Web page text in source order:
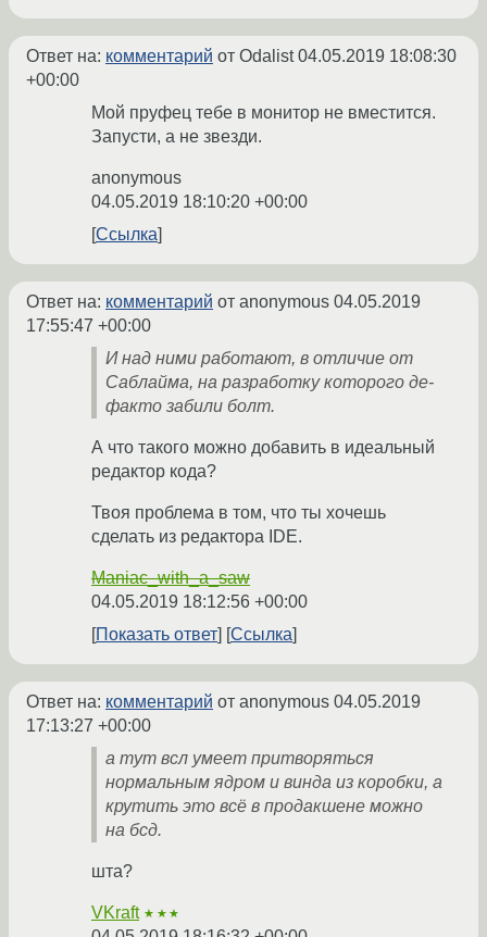
Ответ на: комментарий от Odalist04.05.2019 18:08:30
+00:00
Мой пруфец тебе в монитор не вместится.
Запусти, а не звезди.
anonymous
04.05.2019 18:10:20 +00:00
Ссылка
Ответ на: комментарий от anonymous 04.05.2019
17:55:47 +00:00
И над ними работают, в отличие от
Саблайма, на разработку которого де-
факто забили болт.
А что такого можно добавить в идеальный
редактор кода?
Твоя проблема в том, что ты хочешь
сделать из редактора IDE.
Maniac_with_a_saw
04.05.2019 18:12:56 +00:00
Показать ответ
Ссылка
Ответ на: комментарий от anonymous 04.05.2019
17:13:27 +00:00
а тут всл умеет притворяться
нормальным ядром и винда из коробки, а
крутить это всё в продакшене можно
на бсд.
шта?
VKraft ★★★